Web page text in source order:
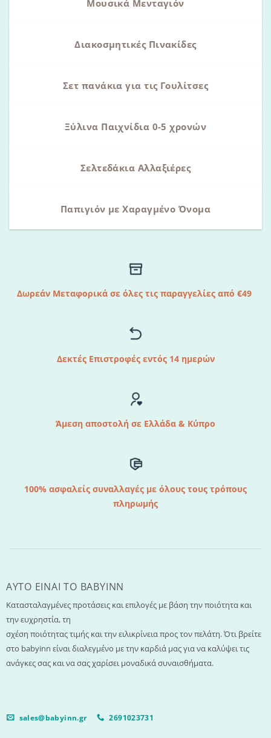
Μουσικά Μενταγιόν
Διακοσμητικές Πινακίδες
Σετ πανάκια για τις Γουλίτσες
Ξύλινα Παιχνίδια 0-5 χρονών
Σελτεδάκια Αλλαξιέρες
Παπιγιόν με Χαραγμένο Όνομα
Δωρεάν Μεταφορικά σε όλες τις παραγγελίες από €49
Δεκτές Επιστροφές εντός 14 ημερών
Άμεση αποστολή σε Ελλάδα & Κύπρο
100% ασφαλείς συναλλαγές με όλους τους τρόπους
πληρωμής
AYTO EINAI TO ΒΑΒΥΙΝΝ
Κατασταλαγμένες προτάσεις και επιλογές με βάση την ποιότητα και
την ευχρηστία, τη
σχέση ποιότητας τιμής και την ειλικρίνεια προς τον πελάτη. Ότι βρείτε
στο babyinn είναι διαλεγμένο με την καρδιά μας για να καλύψει τις
ανάγκες σας και να σας χαρίσει μοναδικά συναισθήματα.
sales@babyinn.gr 2691023731